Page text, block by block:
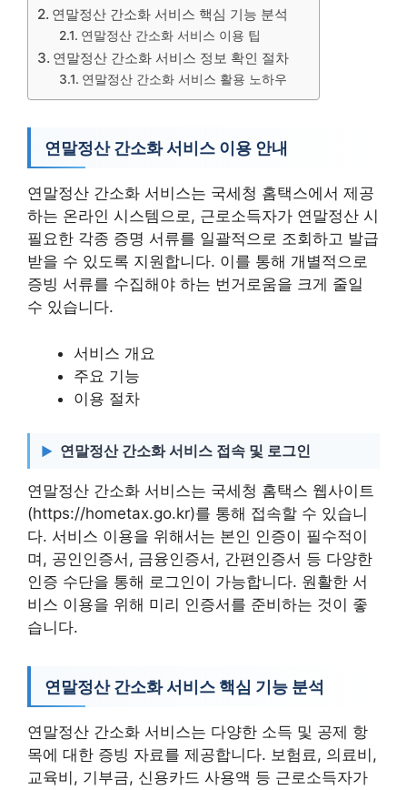
연말정산 간소화 서비스 핵심 기능 분석
연말정산 간소화 서비스 이용 팁
연말정산 간소화 서비스 정보 확인 절차
연말정산 간소화 서비스 활용 노하우
연말정산 간소화 서비스 이용 안내
연말정산 간소화 서비스는 국세청 홈택스에서 제공
하는 온라인 시스템으로, 근로소득자가 연말정산 시
필요한 각종 증명 서류를 일괄적으로 조회하고 발급
받을 수 있도록 지원합니다. 이를 통해 개별적으로
증빙 서류를 수집해야 하는 번거로움을 크게 줄일
수 있습니다.
서비스 개요
주요 기능
이용 절차
연말정산 간소화 서비스 접속 및 로그인
연말정산 간소화 서비스는 국세청 홈택스 웹사이트
(https://hometax.go.kr)를 통해 접속할 수 있습니
다. 서비스 이용을 위해서는 본인 인증이 필수적이
며, 공인인증서, 금융인증서, 간편인증서 등 다양한
인증 수단을 통해 로그인이 가능합니다. 원활한 서
비스 이용을 위해 미리 인증서를 준비하는 것이 좋
습니다.
연말정산 간소화 서비스 핵심 기능 분석
연말정산 간소화 서비스는 다양한 소득 및 공제 항
목에 대한 증빙 자료를 제공합니다. 보험료, 의료비,
교육비, 기부금, 신용카드 사용액 등 근로소득자가